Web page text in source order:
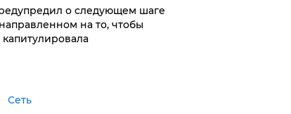
о следующем шаге
на то, чтобы
Сеть